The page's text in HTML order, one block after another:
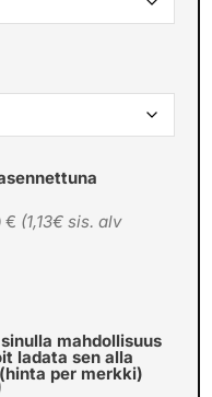
€ (1,13€ sis. alv
mahdollisuus
ladata sen alla
per merkki)